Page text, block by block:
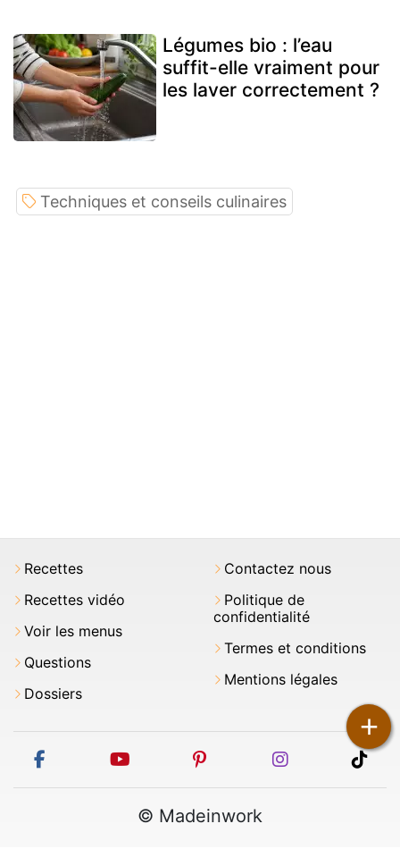
Légumes bio : l’eau
suffit-elle vraiment pour
les laver correctement ?
+
Techniques et conseils culinaires
Recettes
Recettes vidéo
Voir les menus
Questions
Dossiers
Contactez nous
Politique de
confidentialité
Termes et conditions
Mentions légales
facebook youtube pinterest instagram
© Madeinwork